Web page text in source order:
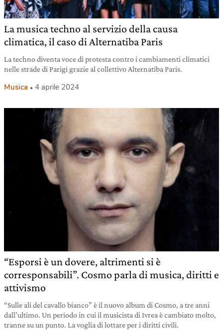
La musica techno al servizio della causa
climatica, il caso di Alternatiba Paris
La techno diventa voce di protesta contro i cambiamenti climatici
nelle strade di Parigi grazie al collettivo Alternatiba Paris.
Musica 4 aprile 2024
“Esporsi è un dovere, altrimenti si è
corresponsabili”. Cosmo parla di musica, diritti e
attivismo
“Sulle ali del cavallo bianco” è il nuovo album di Cosmo, a tre anni
dall’ultimo. Un periodo in cui il musicista di Ivrea è cambiato molto,
tranne su un punto. La voglia di lottare per i diritti civili.